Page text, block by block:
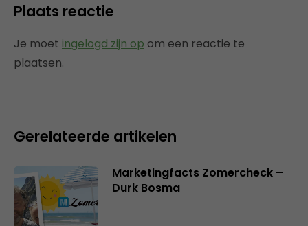
Plaats reactie
Je moet ingelogd zijn op om een reactie te
plaatsen.
Gerelateerde artikelen
Marketingfacts Zomercheck –
Durk Bosma